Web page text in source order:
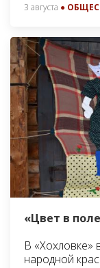
3 августа ●
«Цвет в
В «Хохловке»
народной